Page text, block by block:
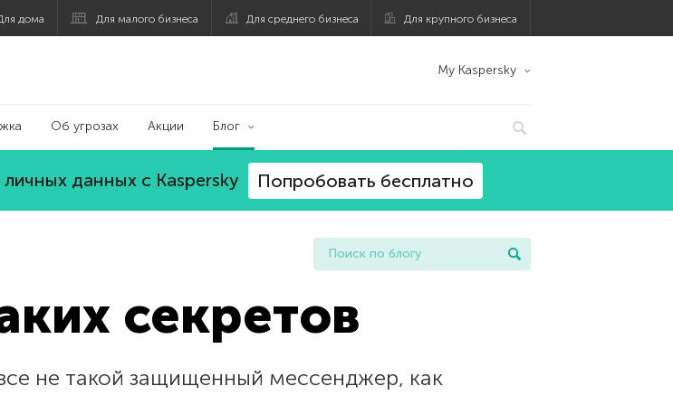
дома Для малого бизнеса Для среднего бизнеса Для крупного бизнеса
My Kaspersky
Об угрозах Акции Блог
данных с Kaspersky Попробовать бесплатно
секретов
не такой защищенный мессенджер, как